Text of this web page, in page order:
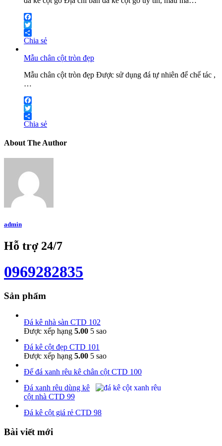
Facebook
Twitter
Chia sẻ
Mẫu chân cột tròn đẹp
Mẫu chân cột tròn đẹp Được sử dụng đá tự nhiên để chế tác ,
…
Facebook
Twitter
Chia sẻ
About The Author
admin
Hỗ trợ 24/7
0969282835
Sản phẩm
Đá kê nhà sàn CTD 102
Được xếp hạng 5.00 5 sao
Đá kê cột đẹp CTD 101
Được xếp hạng 5.00 5 sao
Đế đá xanh rêu kê chân cột CTD 100
Đá xanh rêu dùng kê
cột nhà CTD 99
Đá kê cột giá rẻ CTD 98
Bài viết mới